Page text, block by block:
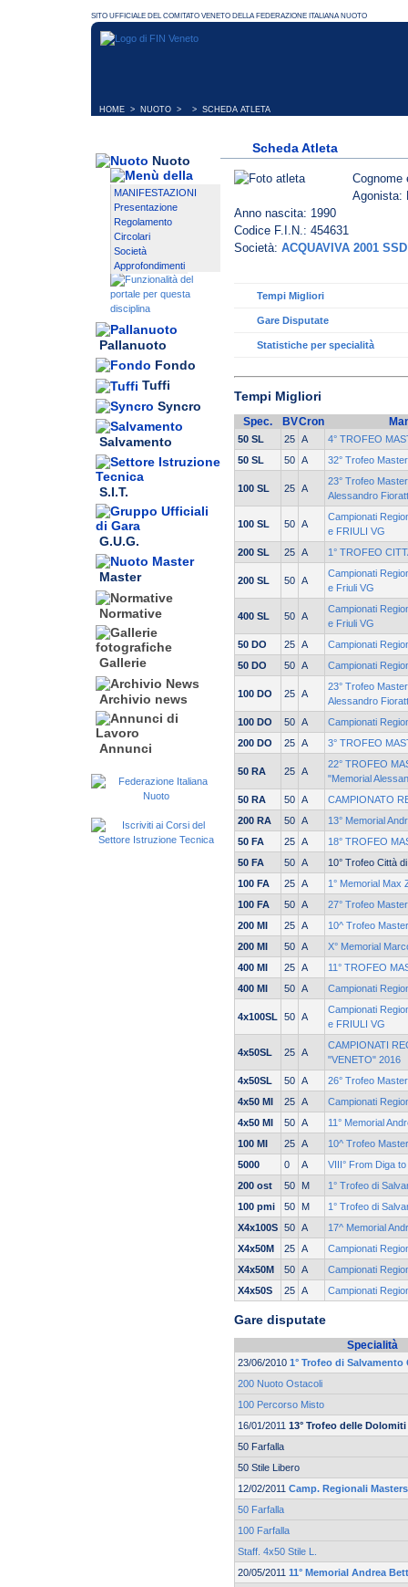
HOME > NUOTO > > SCHEDA ATLETA
Nuoto
MANIFESTAZIONI
Presentazione
Regolamento
Circolari
Società
Approfondimenti
Pallanuoto
Fondo
Tuffi
Syncro
Salvamento
S.I.T.
G.U.G.
Master
Normative
Gallerie
Archivio news
Annunci
Scheda Atleta
Agonista:
Anno nascita: 1990
Codice F.I.N.: 454631
Società: ACQUAVIVA 2001
Tempi Migliori
Gare Disputate
Statistiche per specialità
Tempi Migliori
Spec. BVCron
50 SL 25 A
4° TROFEO
50 SL
50 A 32° Trofeo
100 SL 25 A
23° Trofeo
Alessandro
100 SL 50 A
Campionati
e FRIULI VG
200 SL
25 A 1° TROFEO
200 SL 50 A
Campionati
e Friuli VG
400 SL 50 A
Campionati
e Friuli VG
50 DO
25 A
Campionati
50 DO
50 A Campionati
100 DO 25 A
23° Trofeo
Alessandro
100 DO
50 A
Campionati
200 DO
25 A 3° TROFEO
50 RA 25 A
22° TROFEO
"Memorial
50 RA
50 A
CAMPIONATO
200 RA
50 A
13° Memorial
50 FA
25 A
18° TROFEO
50 FA
50 A
10° Trofeo Città
100 FA
25 A
1° Memorial Max
100 FA
50 A
27° Trofeo
200 MI
25 A
10^ Trofeo
200 MI
50 A
X° Memorial
400 MI
25 A
11° TROFEO
400 MI
50 A Campionati
4x100SL 50 A
Campionati
e FRIULI VG
4x50SL 25 A
CAMPIONATI
"VENETO" 2016
4x50SL
50 A
26° Trofeo
4x50 MI
25 A
Campionati
4x50 MI
50 A
11° Memorial
100 MI
25 A
10^ Trofeo
5000
0 A
VIII° From Diga
200 ost
50 M
1° Trofeo di
100 pmi
50 M
1° Trofeo di
X4x100S 50 A
17^ Memorial
X4x50M
25 A
Campionati
X4x50M
50 A
Campionati
X4x50S
25 A Campionati
Gare disputate
Specialità
23/06/2010 1° Trofeo di
200 Nuoto Ostacoli
100 Percorso Misto
16/01/2011 13° Trofeo delle Dolomiti
50 Farfalla
50 Stile Libero
12/02/2011 Camp. Regionali
50 Farfalla
100 Farfalla
Staff. 4x50 Stile L.
20/05/2011 11° Memorial Andrea